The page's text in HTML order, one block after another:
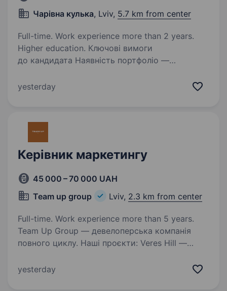
Чарівна кулька, Lviv, 5.7 km from center
Full-time. Work experience more than 2 years.
Higher education. Ключові вимоги
до кандидата Наявність портфоліо —
(фото, змонтовані Reels/TikTok). Мобільна
yesterday
Керівник маркетингу
45 000 – 70 000 UAH
Team up group
Lviv, 2.3 km from center
Full-time. Work experience more than 5 years.
Team Up Group — девелоперська компанія
повного циклу. Наші проєкти: Veres Hill —
новий девелоперський проєкт Woodside —
yesterday